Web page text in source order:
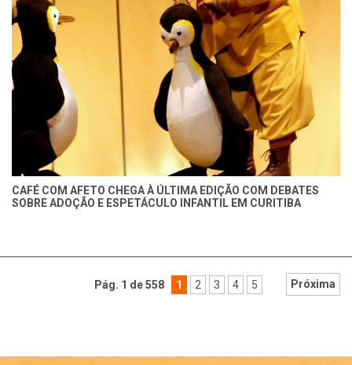
CAFÉ COM AFETO CHEGA À ÚLTIMA EDIÇÃO COM DEBATES
SOBRE ADOÇÃO E ESPETÁCULO INFANTIL EM CURITIBA
Pág. 1 de 558 1 2 3 4 5 Próxima